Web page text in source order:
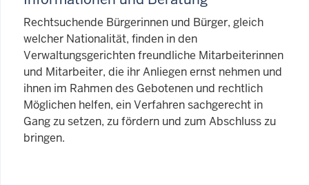
Rechtsuchende Bürgerinnen und Bürger, gleich
welcher Nationalität, finden in den
Verwaltungsgerichten freundliche Mitarbeiterinnen
und Mitarbeiter, die ihr Anliegen ernst nehmen und
ihnen im Rahmen des Gebotenen und rechtlich
Möglichen helfen, ein Verfahren sachgerecht in
Gang zu setzen, zu fördern und zum Abschluss zu
bringen.